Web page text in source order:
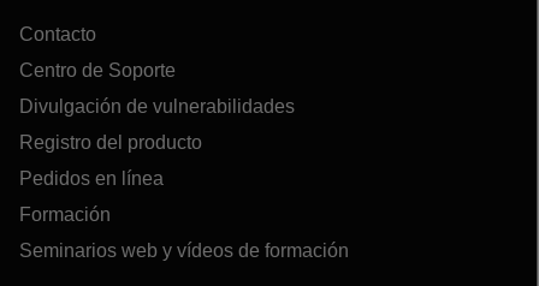
Contacto
Centro de Soporte
Divulgación de vulnerabilidades
Registro del producto
Pedidos en línea
Formación
Seminarios web y vídeos de formación